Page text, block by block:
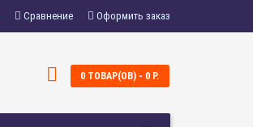
Сравнение Оформить заказ
0 ТОВАР(ОВ) - 0 Р.